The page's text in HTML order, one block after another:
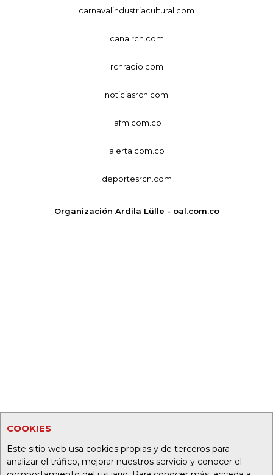
COOKIES
Este sitio web usa cookies propias y de terceros para
analizar el tráfico, mejorar nuestros servicio y conocer el
carnavalindustriacultural.com
canalrcn.com
rcnradio.com
noticiasrcn.com
lafm.com.co
alerta.com.co
deportesrcn.com
Organización Ardila Lülle - oal.com.co